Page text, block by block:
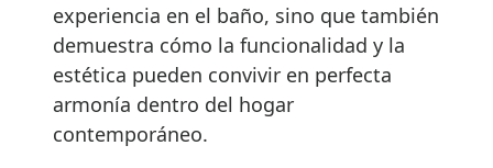
experiencia en el baño, sino que también
demuestra cómo la funcionalidad y la
estética pueden convivir en perfecta
armonía dentro del hogar
contemporáneo.